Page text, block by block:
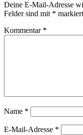
Deine E-Mail-Adresse
Felder sind mit * markiert
Kommentar *
Name *
E-Mail-Adresse *